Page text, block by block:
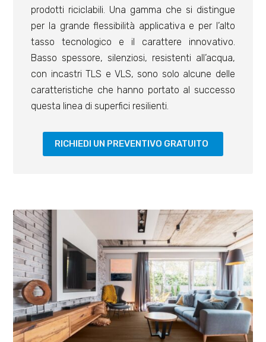
prodotti riciclabili. Una gamma che si distingue
per la grande flessibilità applicativa e per l’alto
tasso tecnologico e il carattere innovativo.
Basso spessore, silenziosi, resistenti all’acqua,
con incastri TLS e VLS, sono solo alcune delle
caratteristiche che hanno portato al successo
questa linea di superfici resilienti.
RICHIEDI UN PREVENTIVO GRATUITO